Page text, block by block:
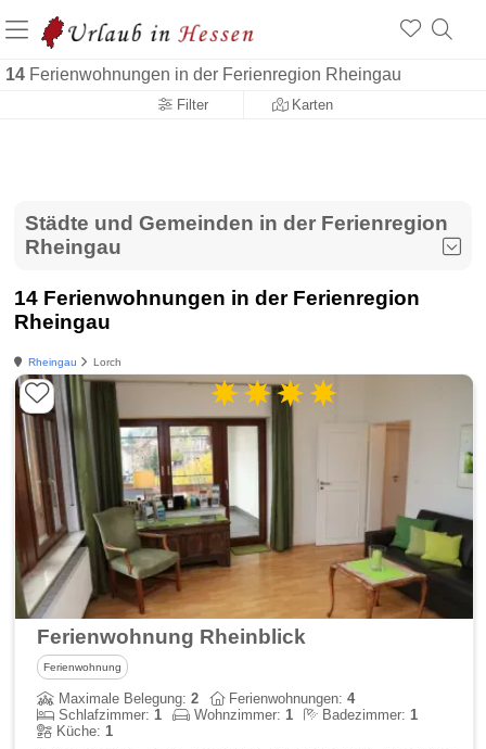
14 Ferienwohnungen in der Ferienregion Rheingau
Filter Karten
Städte und Gemeinden in der Ferienregion
Rheingau
14 Ferienwohnungen in der Ferienregion
Rheingau
Rheingau Lorch
Ferienwohnung Rheinblick
Ferienwohnung
Maximale Belegung:2 Ferienwohnungen:4
Schlafzimmer:1 Wohnzimmer:1 Badezimmer:1
Küche:1